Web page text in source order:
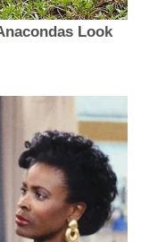
Look